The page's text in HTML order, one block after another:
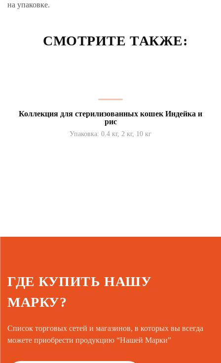
на упаковке.
СМОТРИТЕ ТАКЖЕ:
Коллекция для стерилизованных кошек Индейка и
рис
Упаковка: 0.4 кг, 2 кг, 10 кг
ГДЕ КУПИТЬ НАШУ
МАРКУ?
Список торговых сетей и магазинов, в которых вы всегда
можете приобрести продукцию “Нашей Марки”